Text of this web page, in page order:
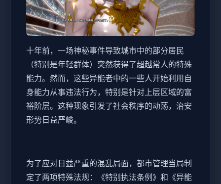
十年前，一场神秘事件导致城市中的部分居民
（特别是年轻群体）突然获得了超越常人的特殊
能力。然而，这些异能者中的一些人开始利用自
身能力从事违法行为，特别是针对上层区域的富
裕阶层。这种现象引发了社会秩序的动荡，治安
形势日益严峻。
为了应对日益严重的混乱局面，都市管理当局制
定了两项特殊法规：《特别执法条例》和《异能